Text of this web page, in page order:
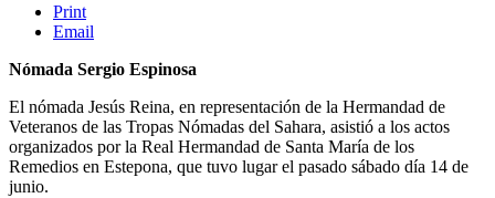
Print
Email
Nómada Sergio Espinosa
El nómada Jesús Reina, en representación de la Hermandad de
Veteranos de las Tropas Nómadas del Sahara, asistió a los actos
organizados por la Real Hermandad de Santa María de los
Remedios en Estepona, que tuvo lugar el pasado sábado día 14 de
junio.